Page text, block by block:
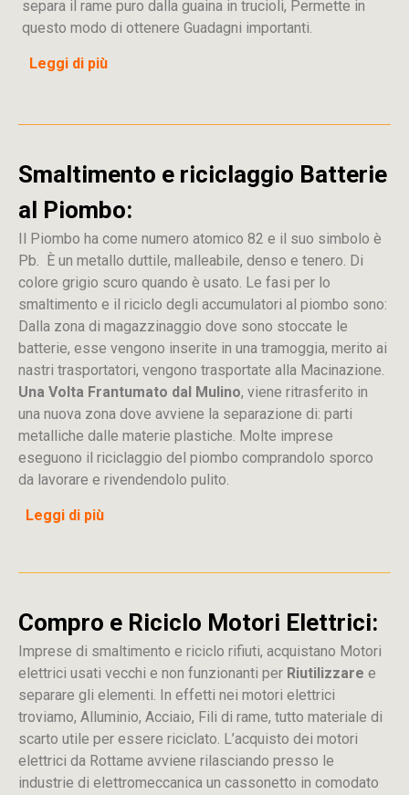
separa il rame puro dalla guaina in trucioli, Permette in
questo modo di ottenere Guadagni importanti.
Leggi di più
Smaltimento e riciclaggio Batterie
al Piombo:
Il Piombo ha come numero atomico 82 e il suo simbolo è
Pb. È un metallo duttile, malleabile, denso e tenero. Di
colore grigio scuro quando è usato. Le fasi per lo
smaltimento e il riciclo degli accumulatori al piombo sono:
Dalla zona di magazzinaggio dove sono stoccate le
batterie, esse vengono inserite in una tramoggia, merito ai
nastri trasportatori, vengono trasportate alla Macinazione.
Una Volta Frantumato dal Mulino, viene ritrasferito in
una nuova zona dove avviene la separazione di: parti
metalliche dalle materie plastiche. Molte imprese
eseguono il riciclaggio del piombo comprandolo sporco
da lavorare e rivendendolo pulito.
Leggi di più
Compro e Riciclo Motori Elettrici:
Imprese di smaltimento e riciclo rifiuti, acquistano Motori
elettrici usati vecchi e non funzionanti per Riutilizzare e
separare gli elementi. In effetti nei motori elettrici
troviamo, Alluminio, Acciaio, Fili di rame, tutto materiale di
scarto utile per essere riciclato. L’acquisto dei motori
elettrici da Rottame avviene rilasciando presso le
industrie di elettromeccanica un cassonetto in comodato